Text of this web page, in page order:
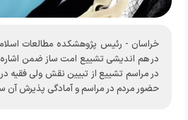
خراسان - رئیس پژوهشکده مطالعات
در هم اندیشی تشییع امت ساز ضمن اشاره
در مراسم تشییع از تبیین نقش ولی فقیه در
حضور مردم در مراسم و آمادگی پذیرش